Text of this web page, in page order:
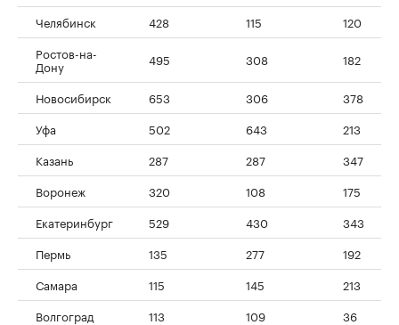
Челябинск
428 115
120
Ростов-на-
Дону 495 308 182
Новосибирск 653 306
378
Уфа
502 643
213
Казань
287 287
347
Воронеж
320 108
175
Екатеринбург
529 430
343
Пермь
135 277
192
Самара
115 145
213
Волгоград
113 109
36